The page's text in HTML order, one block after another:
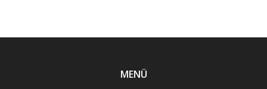
MENÜ